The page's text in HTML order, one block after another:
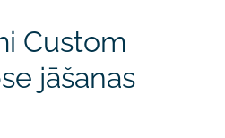
Custom
jāšanas